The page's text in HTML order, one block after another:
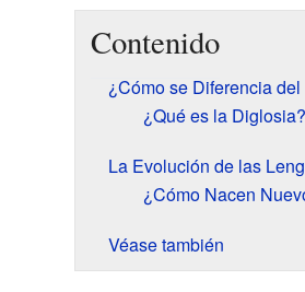
Contenido
¿Cómo se Diferencia
¿Qué es la Diglosia?
La Evolución de las
¿Cómo Nacen
Véase también